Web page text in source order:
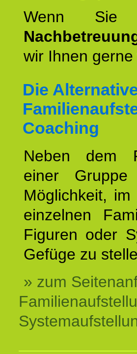
Wenn Sie
wir Ihnen
Die
Coaching
Neben dem
einer
Möglichkeit, im
einzelnen
Figuren oder
Gefüge zu
» zum